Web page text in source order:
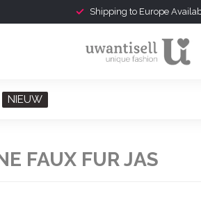
Shipping to Europe
NIEUW
FAUX FUR JAS